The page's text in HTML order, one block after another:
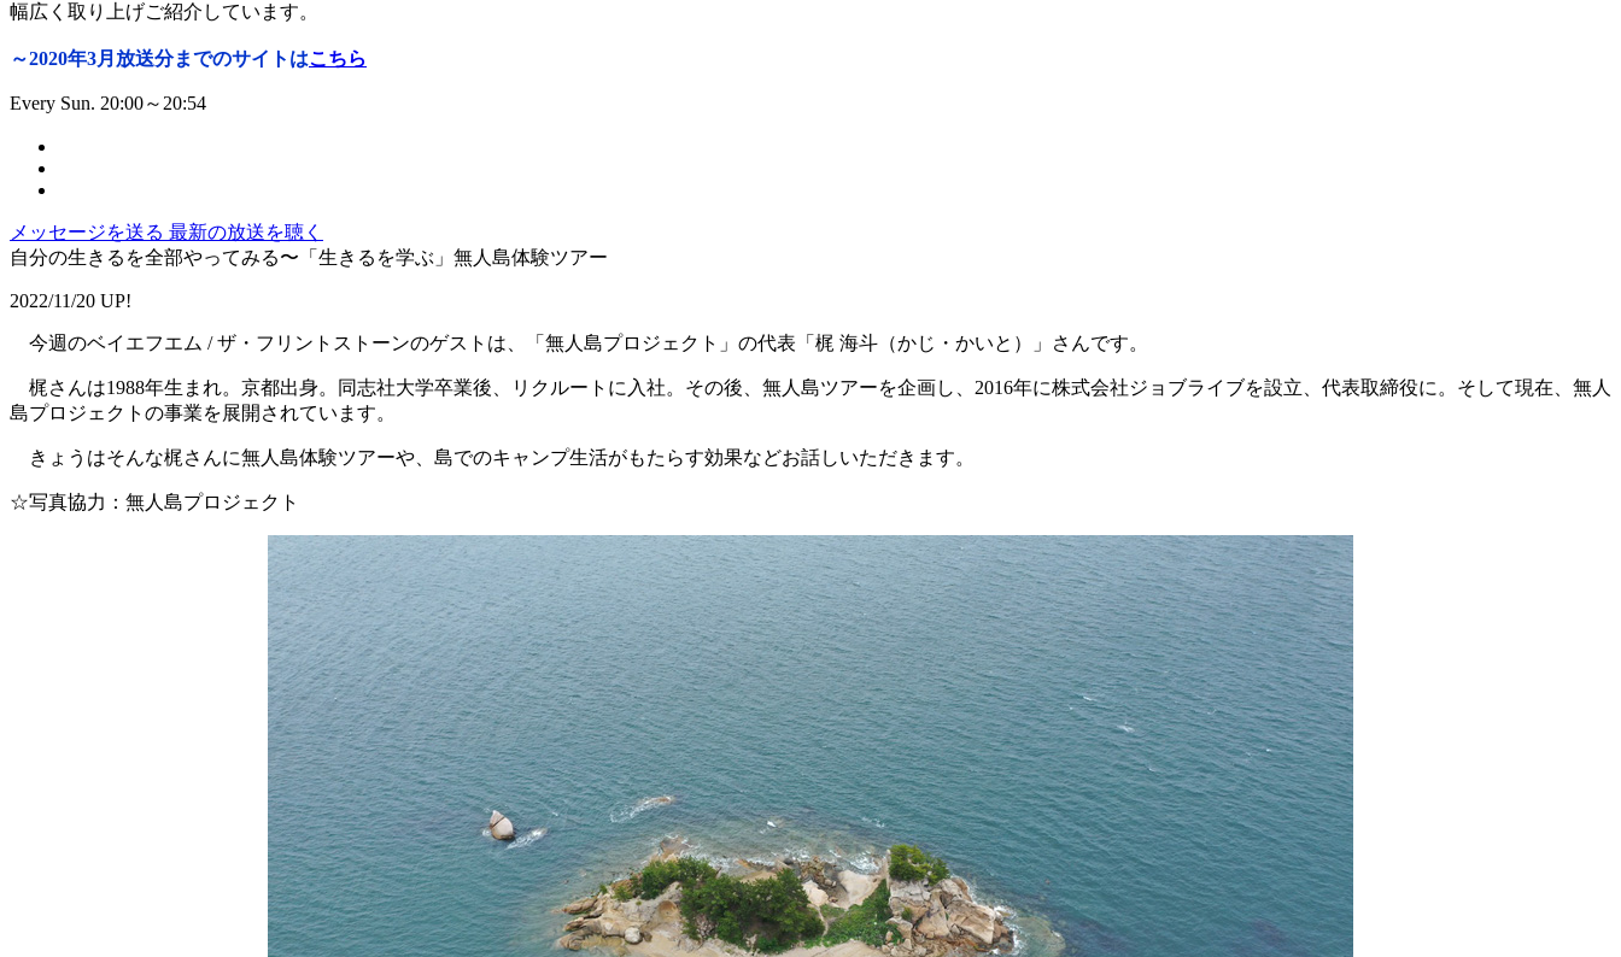
幅広く取り上げご紹介しています。
～2020年3月放送分までのサイトはこちら
Every Sun. 20:00～20:54
メッセージを送る 最新の放送を聴く
自分の生きるを全部やってみる〜「生きるを学ぶ」無人島体験ツアー
2022/11/20 UP!
今週のベイエフエム / ザ・フリントストーンのゲストは、「無人島プロジェクト」の代表「梶 海斗（かじ・かいと）」さんです。
梶さんは1988年生まれ。京都出身。同志社大学卒業後、リクルートに入社。その後、無人島ツアーを企画し、2016年に株式会社ジョブライブを設立、代表取締役に。そして現在、無人
島プロジェクトの事業を展開されています。
きょうはそんな梶さんに無人島体験ツアーや、島でのキャンプ生活がもたらす効果などお話しいただきます。
☆写真協力：無人島プロジェクト